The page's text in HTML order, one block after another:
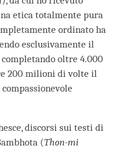
etica totalmente pura
ordinato ha
esclusivamente il
completando oltre 4.000
200 milioni di volte il
discorsi sui testi di
(Thon-mi